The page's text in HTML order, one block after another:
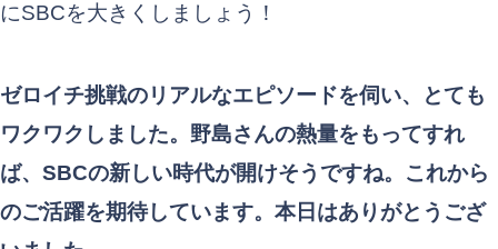
にSBCを大きくしましょう！
ゼロイチ挑戦のリアルなエピソードを伺い、とても
ワクワクしました。野島さんの熱量をもってすれ
ば、SBCの新しい時代が開けそうですね。これから
のご活躍を期待しています。本日はありがとうござ